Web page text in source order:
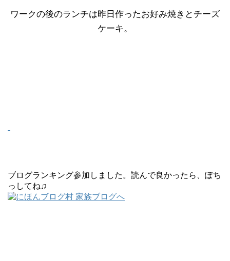
ワークの後のランチは昨日作ったお好み焼きとチーズ
ケーキ。
ブログランキング参加しました。読んで良かったら、ぽち
っしてね♫